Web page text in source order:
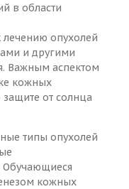
в области
опухолей
и другими
Важным аспектом
кожных
от солнца
типы опухолей
Обучающиеся
кожных